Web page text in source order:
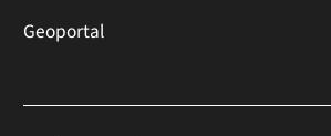
Geoportal